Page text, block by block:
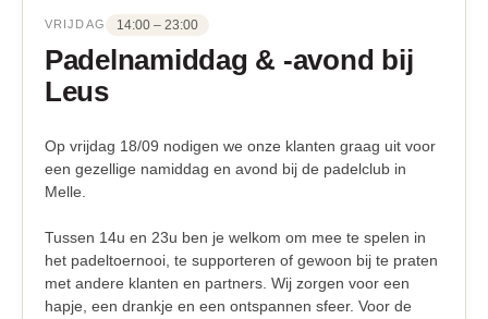
VRIJDAG 14:00 – 23:00
Padelnamiddag & -avond bij
Leus
Op vrijdag 18/09 nodigen we onze klanten graag uit voor
een gezellige namiddag en avond bij de padelclub in
Melle.
Tussen 14u en 23u ben je welkom om mee te spelen in
het padeltoernooi, te supporteren of gewoon bij te praten
met andere klanten en partners. Wij zorgen voor een
hapje, een drankje en een ontspannen sfeer. Voor de